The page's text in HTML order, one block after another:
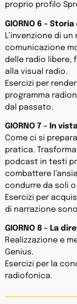
proprio profilo
GIORNO 6 –
L’invenzione di
comunicazione
delle radio libere,
alla visual radio.
Esercizi per
programma
dal passato.
GIORNO 7 – In
Come ci si
pratica.
podcast in testi
combattere
condurre da soli
Esercizi per
di narrazione
GIORNO 8 – La
Realizzazione e
Genius.
Esercizi per la
radiofonica.